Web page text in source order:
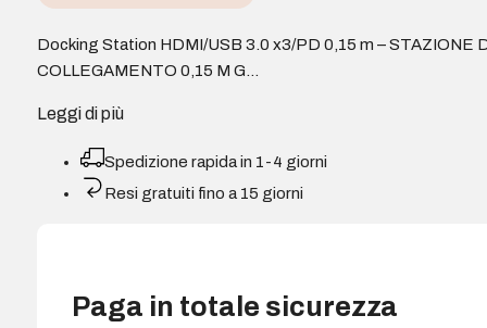
Docking Station HDMI/USB 3.0 x3/PD 0,15 m – STAZIONE
COLLEGAMENTO 0,15 M G…
Leggi di più
Spedizione rapida in 1-4 giorni
Resi gratuiti fino a 15 giorni
Paga in totale sicurezza